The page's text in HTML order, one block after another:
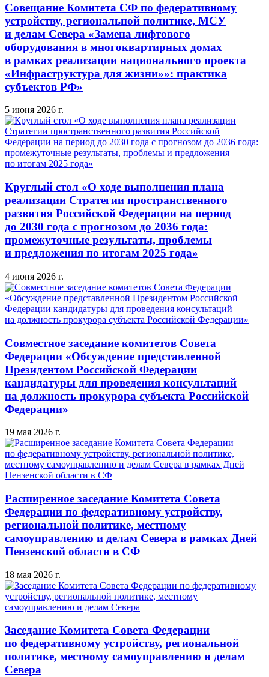
Совещание Комитета СФ по федеративному
устройству, региональной политике, МСУ
и делам Севера «Замена лифтового
оборудования в многоквартирных домах
в рамках реализации национального проекта
«Инфраструктура для жизни»»: практика
субъектов РФ»
5 июня 2026 г.
Круглый стол «О ходе выполнения плана
реализации Стратегии пространственного
развития Российской Федерации на период
до 2030 года с прогнозом до 2036 года:
промежуточные результаты, проблемы
и предложения по итогам 2025 года»
4 июня 2026 г.
Совместное заседание комитетов Совета
Федерации «Обсуждение представленной
Президентом Российской Федерации
кандидатуры для проведения консультаций
на должность прокурора субъекта Российской
Федерации»
19 мая 2026 г.
Расширенное заседание Комитета Совета
Федерации по федеративному устройству,
региональной политике, местному
самоуправлению и делам Севера в рамках Дней
Пензенской области в СФ
18 мая 2026 г.
Заседание Комитета Совета Федерации
по федеративному устройству, региональной
политике, местному самоуправлению и делам
Севера